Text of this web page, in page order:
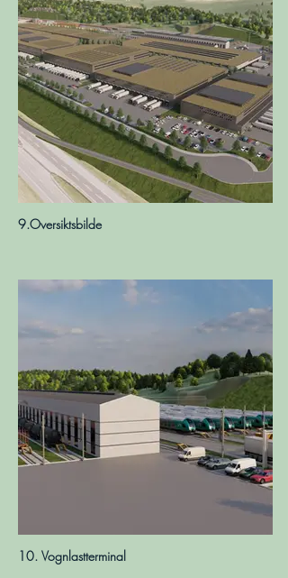
9.Oversiktsbilde
10. Vognlastterminal